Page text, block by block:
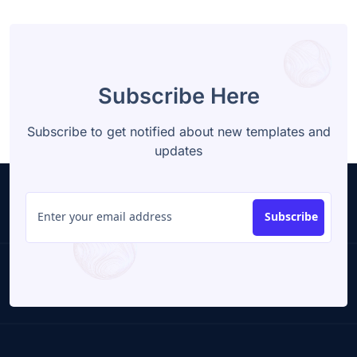
Subscribe Here
Subscribe to get notified about new templates and
updates
Subscribe